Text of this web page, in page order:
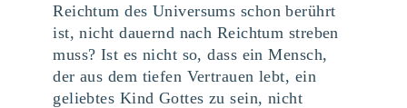
Reichtum des Universums schon berührt
ist, nicht dauernd nach Reichtum streben
muss? Ist es nicht so, dass ein Mensch,
der aus dem tiefen Vertrauen lebt, ein
geliebtes Kind Gottes zu sein, nicht